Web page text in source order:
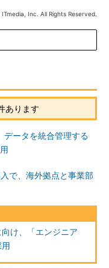
Inc. All Rights Reserved.
あります
データを統合管理する
で、海外拠点と事業部
け、「エンジニア